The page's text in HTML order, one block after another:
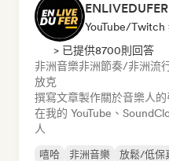
ENLIVEDUFER
> 已提供8700則回答
非洲音樂非洲節奏/非洲流
放克
撰寫文章製作關於音樂人
在我的 YouTube、
人
嘻哈 非洲音樂 放鬆/低保